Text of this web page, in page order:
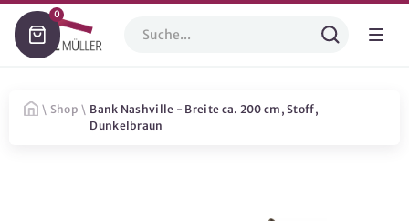
0
\ Shop \ Bank Nashville - Breite ca. 200 cm, Stoff,
Dunkelbraun